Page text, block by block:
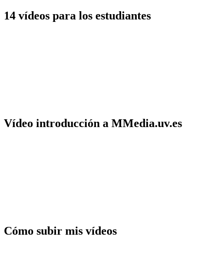
14 vídeos para los estudiantes
Vídeo introducción a MMedia.uv.es
Cómo subir mis vídeos